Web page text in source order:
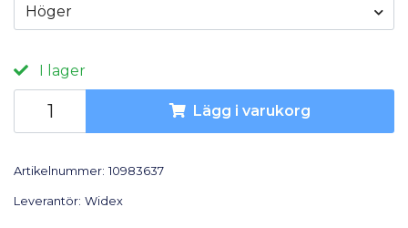
Höger
I lager
Lägg i varukorg
Artikelnummer: 10983637
Leverantör: Widex